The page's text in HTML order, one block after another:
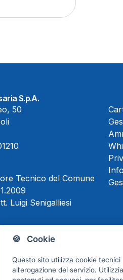
🍪 Cookie
Questo sito utilizza cookie
all’erogazione del servizio.
S.p.A.
50
Tecnico del Comune
Luigi Senigalliesi